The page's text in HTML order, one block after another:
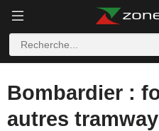
Bombardier :
autres